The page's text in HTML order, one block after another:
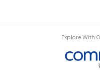
Explore With